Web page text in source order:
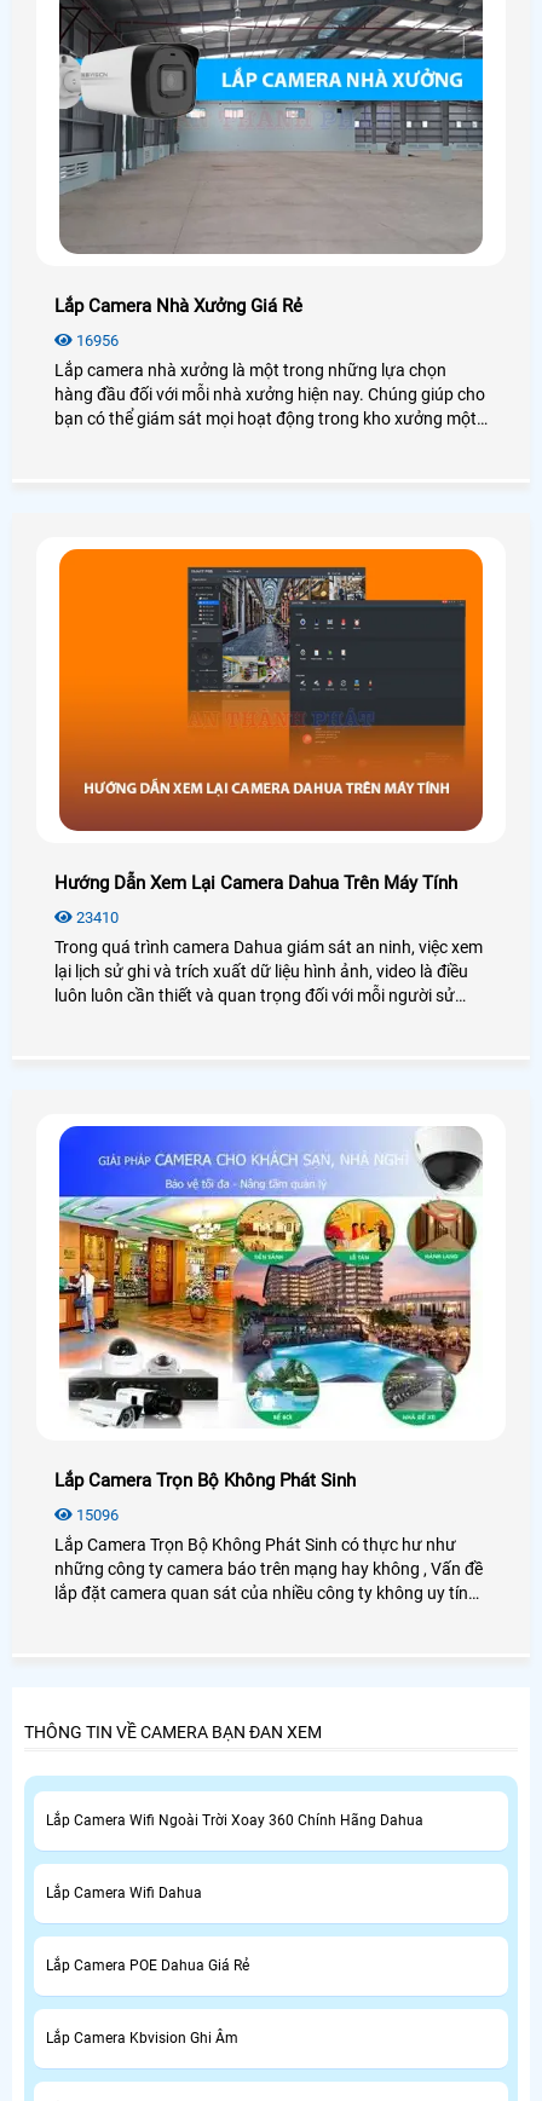
Lắp Camera Nhà Xưởng Giá Rẻ
16956
Lắp camera nhà xưởng là một trong những lựa chọn
hàng đầu đối với mỗi nhà xưởng hiện nay. Chúng giúp cho
bạn có thể giám sát mọi hoạt động trong kho xưởng một
Hướng Dẫn Xem Lại Camera Dahua Trên Máy Tính
23410
Trong quá trình camera Dahua giám sát an ninh, việc xem
lại lịch sử ghi và trích xuất dữ liệu hình ảnh, video là điều
luôn luôn cần thiết và quan trọng đối với mỗi người sử
Lắp Camera Trọn Bộ Không Phát Sinh
15096
Lắp Camera Trọn Bộ Không Phát Sinh có thực hư như
những công ty camera báo trên mạng hay không , Vấn đề
lắp đặt camera quan sát của nhiều công ty không uy tín
THÔNG TIN VỀ CAMERA BẠN ĐAN XEM
Lắp Camera Wifi Ngoài Trời Xoay 360 Chính Hãng Dahua
Lắp Camera Wifi Dahua
Lắp Camera POE Dahua Giá Rẻ
Lắp Camera Kbvision Ghi Âm